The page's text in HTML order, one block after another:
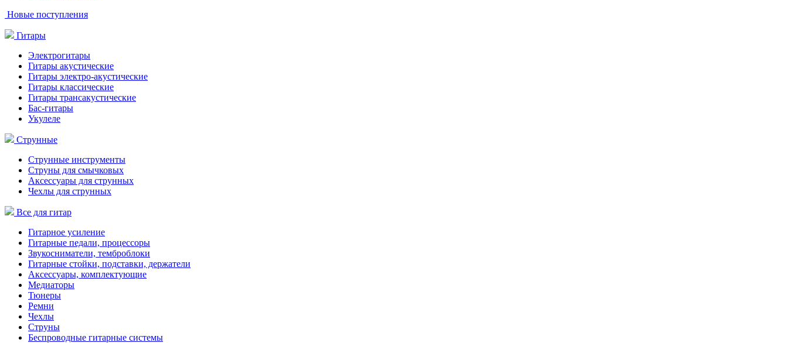
Новые поступления
Гитары
Электрогитары
Гитары акустические
Гитары электро-акустические
Гитары классические
Гитары трансакустические
Бас-гитары
Укулеле
Струнные
Струнные инструменты
Струны для смычковых
Аксессуары для струнных
Чехлы для струнных
Все для гитар
Гитарное усиление
Гитарные педали, процессоры
Звукосниматели, темброблоки
Гитарные стойки, подставки, держатели
Аксессуары, комплектующие
Медиаторы
Тюнеры
Ремни
Чехлы
Струны
Беспроводные гитарные системы